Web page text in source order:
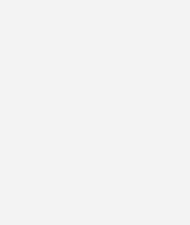
mit dem Inneren Team
F. Schulz von Thun)
Kunst des Entscheidens"
mit „schwierigen"